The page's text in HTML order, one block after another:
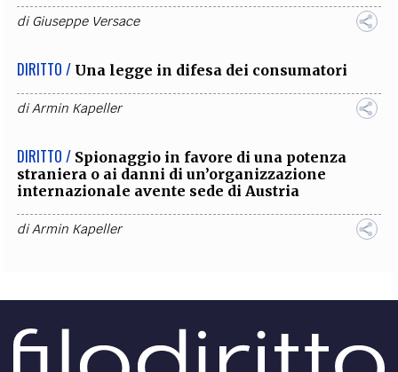
diGiuseppe Versace
DIRITTO / Una legge in difesa dei consumatori
diArmin Kapeller
DIRITTO / Spionaggio in favore di una potenza
straniera o ai danni di un’organizzazione
internazionale avente sede di Austria
diArmin Kapeller